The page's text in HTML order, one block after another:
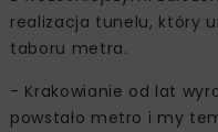
realizacja tunelu, który
taboru metra.
- Krakowianie od lat
powstało metro i my